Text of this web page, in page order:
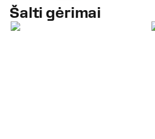
Šalti gėrimai